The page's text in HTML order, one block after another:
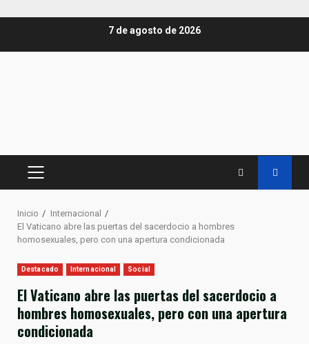
7 de agosto de 2026
MENÚ
Inicio
Internacional
El Vaticano abre las puertas del sacerdocio a hombres
homosexuales, pero con una apertura condicionada
Destacado Internacional Social
El Vaticano abre las puertas del sacerdocio a
hombres homosexuales, pero con una apertura
condicionada